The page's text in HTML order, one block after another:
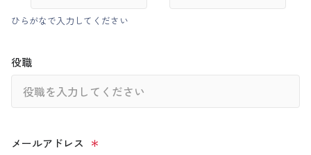
ひらがなで入力してください
役職
メールアドレス